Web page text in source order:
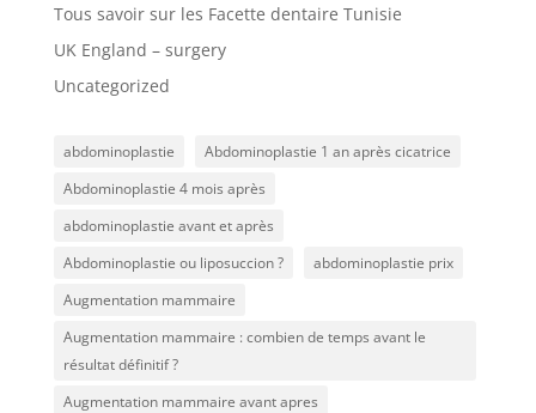
Tous savoir sur les Facette dentaire Tunisie
UK England – surgery
Uncategorized
abdominoplastie
Abdominoplastie 1 an après cicatrice
Abdominoplastie 4 mois après
abdominoplastie avant et après
Abdominoplastie ou liposuccion ?
abdominoplastie prix
Augmentation mammaire
Augmentation mammaire : combien de temps avant le
résultat définitif ?
Augmentation mammaire avant apres